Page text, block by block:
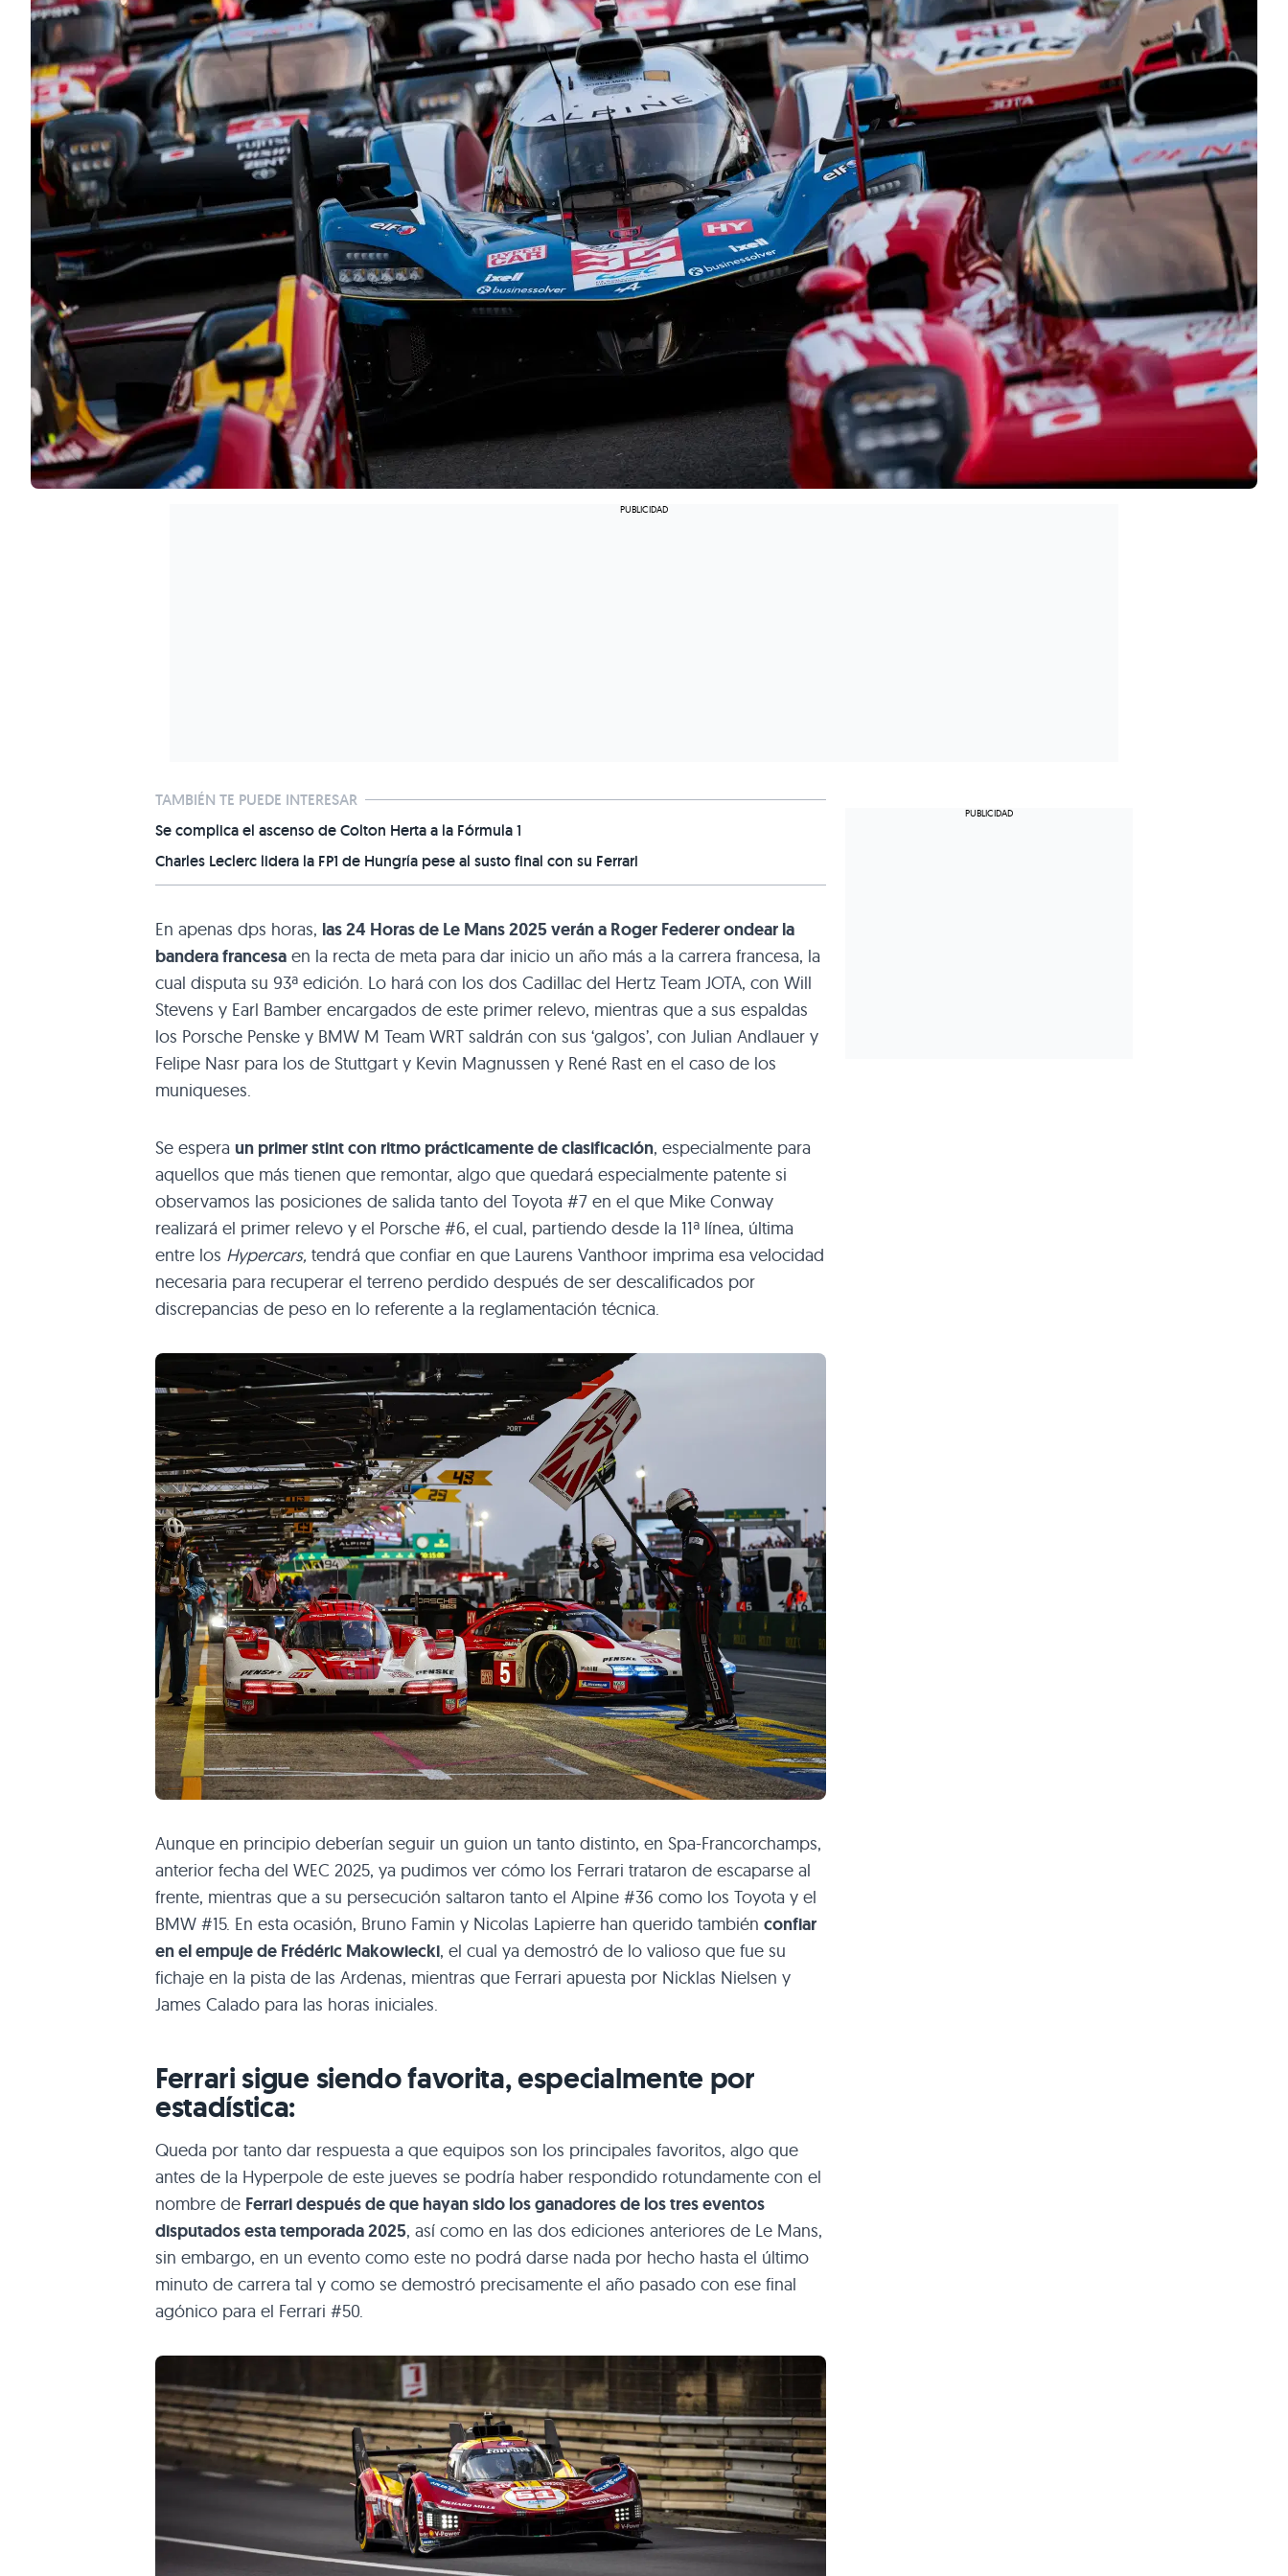
TAMBIÉN TE PUEDE INTERESAR
Se complica el ascenso de Colton Herta a la Fórmula 1
Charles Leclerc lidera la FP1 de Hungría pese al susto final con su Ferrari
En apenas dps horas, las 24 Horas de Le Mans 2025 verán a Roger Federer ondear la
bandera francesa en la recta de meta para dar inicio un año más a la carrera francesa, la
cual disputa su 93ª edición. Lo hará con los dos Cadillac del Hertz Team JOTA, con Will
Stevens y Earl Bamber encargados de este primer relevo, mientras que a sus espaldas
los Porsche Penske y BMW M Team WRT saldrán con sus ‘galgos’, con Julian Andlauer y
Felipe Nasr para los de Stuttgart y Kevin Magnussen y René Rast en el caso de los
muniqueses.
Se espera un primer stint con ritmo prácticamente de clasificación, especialmente para
aquellos que más tienen que remontar, algo que quedará especialmente patente si
observamos las posiciones de salida tanto del Toyota #7 en el que Mike Conway
realizará el primer relevo y el Porsche #6, el cual, partiendo desde la 11ª línea, última
entre los Hypercars, tendrá que confiar en que Laurens Vanthoor imprima esa velocidad
necesaria para recuperar el terreno perdido después de ser descalificados por
discrepancias de peso en lo referente a la reglamentación técnica.
Aunque en principio deberían seguir un guion un tanto distinto, en Spa-Francorchamps,
anterior fecha del WEC 2025, ya pudimos ver cómo los Ferrari trataron de escaparse al
frente, mientras que a su persecución saltaron tanto el Alpine #36 como los Toyota y el
BMW #15. En esta ocasión, Bruno Famin y Nicolas Lapierre han querido también confiar
en el empuje de Frédéric Makowiecki, el cual ya demostró de lo valioso que fue su
fichaje en la pista de las Ardenas, mientras que Ferrari apuesta por Nicklas Nielsen y
James Calado para las horas iniciales.
Ferrari sigue siendo favorita, especialmente por
estadística:
Queda por tanto dar respuesta a que equipos son los principales favoritos, algo que
antes de la Hyperpole de este jueves se podría haber respondido rotundamente con el
nombre de Ferrari después de que hayan sido los ganadores de los tres eventos
disputados esta temporada 2025, así como en las dos ediciones anteriores de Le Mans,
sin embargo, en un evento como este no podrá darse nada por hecho hasta el último
minuto de carrera tal y como se demostró precisamente el año pasado con ese final
agónico para el Ferrari #50.